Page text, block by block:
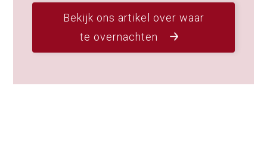
Bekijk ons artikel over waar
te overnachten